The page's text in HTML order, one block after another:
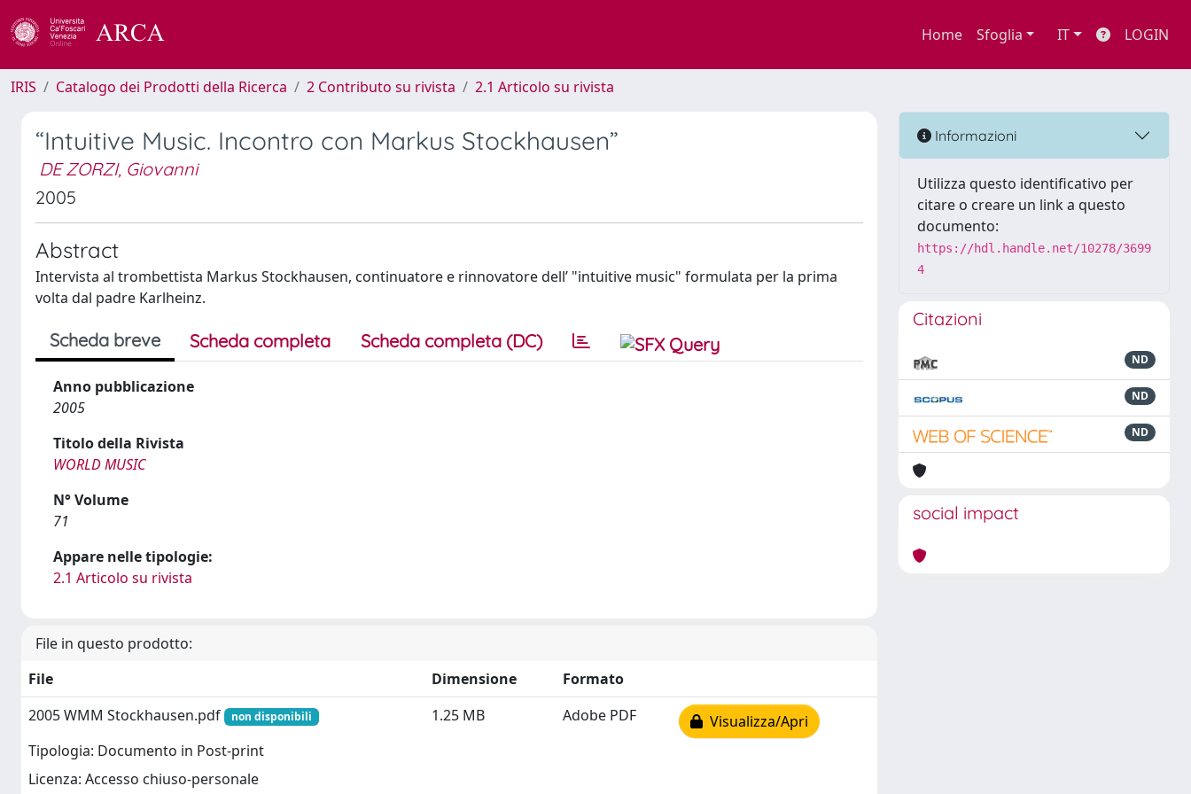
Home Sfoglia IT LOGIN
IRIS Catalogo dei Prodotti della Ricerca 2 Contributo su rivista 2.1 Articolo su rivista
“Intuitive Music. Incontro con Markus Stockhausen”
DE ZORZI, Giovanni
2005
Abstract
Intervista al trombettista Markus Stockhausen, continuatore e rinnovatore dell’ "intuitive music" formulata per la prima
volta dal padre Karlheinz.
Scheda breve Scheda completa Scheda completa (DC)
Anno pubblicazione
2005
Titolo della Rivista
WORLD MUSIC
N° Volume
71
Appare nelle tipologie:
2.1 Articolo su rivista
File in questo prodotto:
File
Dimensione
Formato
2005 WMM Stockhausen.pdf
non disponibili
Tipologia: Documento in Post-print
Licenza: Accesso chiuso-personale
1.25 MB Adobe PDF Visualizza/Apri
Informazioni
Utilizza questo identificativo per
citare o creare un link a questo
documento:
https://hdl.handle.net/10278/3699
4
Citazioni
ND
ND
ND
social impact